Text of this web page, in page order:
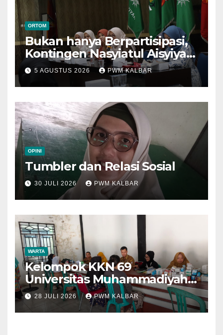
ORTOM
Bukan hanya Berpartisipasi,
Kontingen Nasyiatul Aisyiyah
Kalbar Perjuangkan Program
di Muktamar XV
5 AGUSTUS 2026 PWM KALBAR
OPINI
Tumbler dan Relasi Sosial
30 JULI 2026 PWM KALBAR
WARTA
Kelompok KKN 69
Universitas Muhammadiyah
Pontianak Dibagi Dua Tim,
Cat Bangunan dan Dampingi
Pelayanan Posyandu Lansia
28 JULI 2026 PWM KALBAR